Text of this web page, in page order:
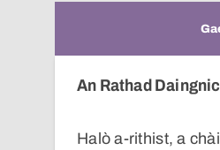
An Rathad
Halò a-rithist, a